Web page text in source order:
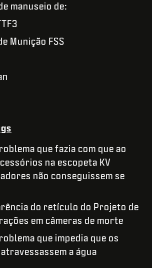
manuseio de:
Munição FSS
que fazia com que ao
na escopeta KV
não conseguissem se
do retículo do Projeto de
em câmeras de morte
que impedia que os
a água